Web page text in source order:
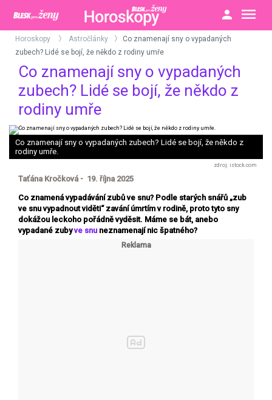
Horoskopy Astročlánky
Co znamenají sny o vypadaných
zubech? Lidé se bojí, že někdo z rodiny umře
Co znamenají sny o vypadaných
zubech? Lidé se bojí, že někdo z
rodiny umře
Co znamenají sny o vypadaných zubech? Lidé se bojí, že někdo z
rodiny umře.
istock.com
Taťána Kročková - 19. října 2025
Co znamená vypadávání zubů ve snu? Podle starých snářů „zub
ve snu vypadnout viděti“ zavání úmrtím v rodině, proto tyto sny
dokážou leckoho pořádně vyděsit. Máme se bát, anebo
vypadané zubyve snu neznamenají nic špatného?